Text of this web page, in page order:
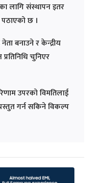
लागि संस्थापन इतर
छ ।
बनाउने र केन्द्रीय
चुनिएर
उपरको विमतिलाई
गर्न सकिने विकल्प